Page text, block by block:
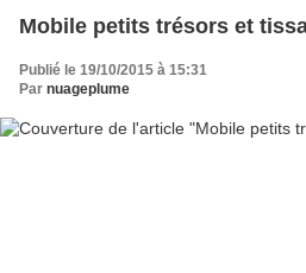
Mobile petits trésors et
Publié le 19/10/2015 à 15:31
Par nuageplume